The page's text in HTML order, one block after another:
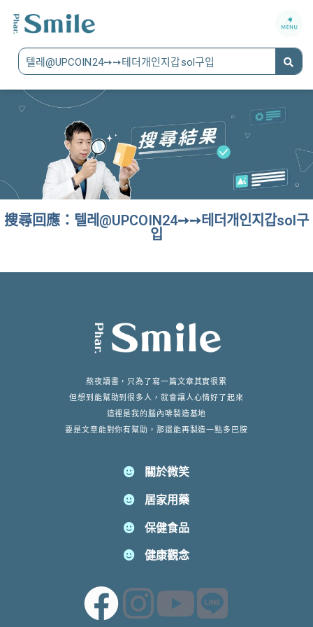
搜尋回應：텔레@UPCOIN24➙➙테더개인지갑sol구
입
熬夜讀書，只為了寫一篇文章其實很累
但想到能幫助到很多人，就會讓人心情好了起來
這裡是我的腦內啡製造基地
要是文章能對你有幫助，那還能再製造一點多巴胺
關於微笑
居家用藥
保健食品
健康觀念